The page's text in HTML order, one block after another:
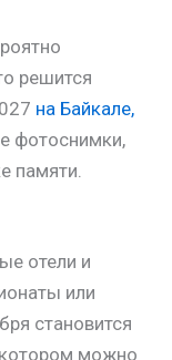
решится
на Байкале,
фотоснимки,
памяти.
отели и
или
становится
можно